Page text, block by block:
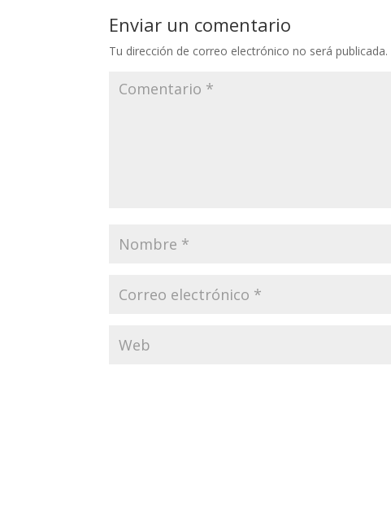
Enviar un comentario
Tu dirección de correo electrónico no será publicada.